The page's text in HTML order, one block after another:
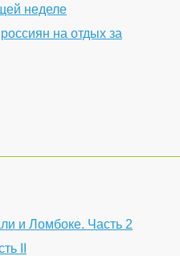
неделе
на отдых за
и Ломбоке. Часть 2
II